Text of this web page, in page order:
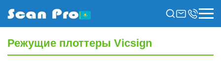
Режущие плоттеры Vicsign